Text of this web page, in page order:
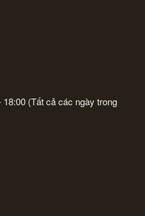
(Tất cả các ngày trong